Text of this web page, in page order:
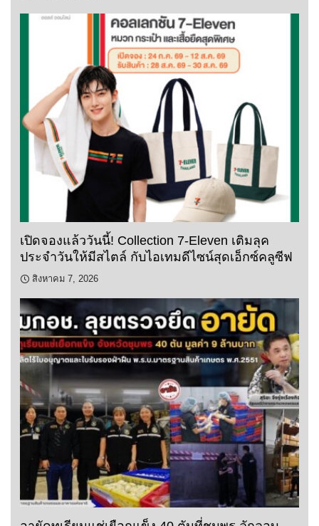
เปิดจองแล้ววันนี้! Collection 7-Eleven เติมลุค
ประจำวันให้มีสไตล์ กับไอเทมดีไซน์สุดเอ็กซ์คลูซีฟ
สิงหาคม 7, 2026